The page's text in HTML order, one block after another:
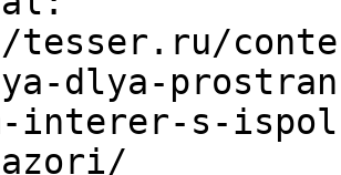
tesser.ru/
dlya-
interer-s-